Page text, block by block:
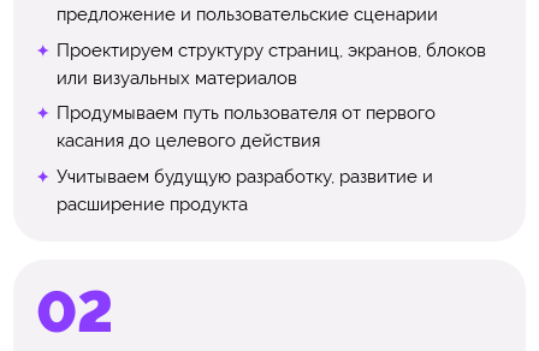
предложение и пользовательские сценарии
Проектируем структуру страниц, экранов, блоков
или визуальных материалов
Продумываем путь пользователя от первого
касания до целевого действия
Учитываем будущую разработку, развитие и
расширение продукта